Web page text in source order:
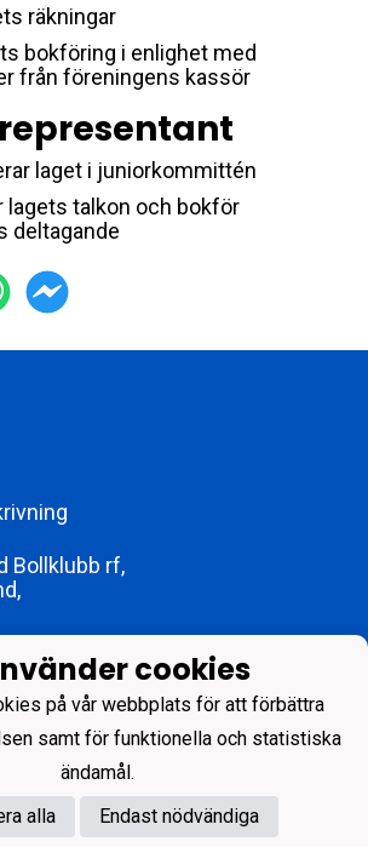
räkningar
bokföring i enlighet med
från föreningens kassör
laget i juniorkommittén
lagets talkon och bokför
deltagande
Bollklubb rf,
2
cookies
på vår webbplats för att förbättra
samt för funktionella och statistiska
ändamål.
alla
Endast nödvändiga